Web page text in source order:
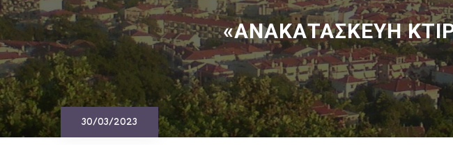
«ΑΝΑΚΑΤΑΣΚΕΥΗ
30/03/2023